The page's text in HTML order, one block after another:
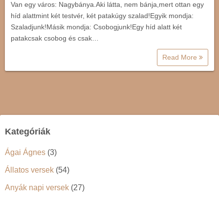
Van egy város: Nagybánya.Aki látta, nem bánja,mert ottan egy
híd alattmint két testvér, két patakúgy szalad!Egyik mondja:
Szaladjunk!Másik mondja: Csobogjunk!Egy híd alatt két
patakcsak csobog és csak…
Read More
Kategóriák
Ágai Ágnes (3)
Állatos versek (54)
Anyák napi versek (27)